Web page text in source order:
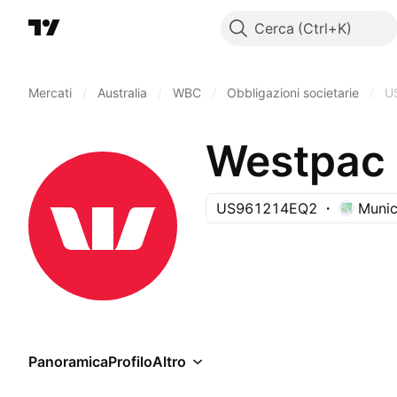
Cerca
Mercati Australia WBC Obbligazioni societarie
US961214EQ2
PanoramicaProfiloAltro